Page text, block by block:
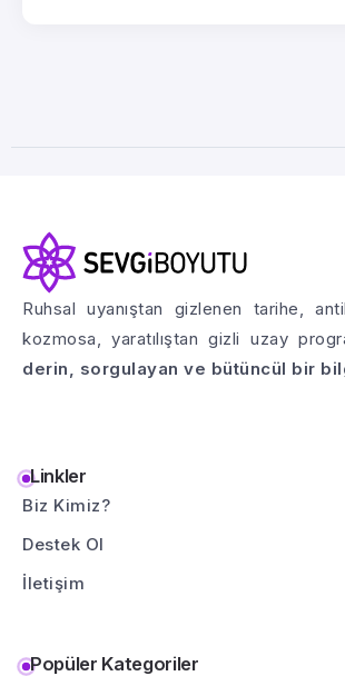
Ruhsal uyanıştan gizlenen tarihe,
kozmosa, yaratılıştan gizli uzay
derin, sorgulayan ve bütüncül bir
Linkler
Biz Kimiz?
Destek Ol
İletişim
Popüler Kategoriler